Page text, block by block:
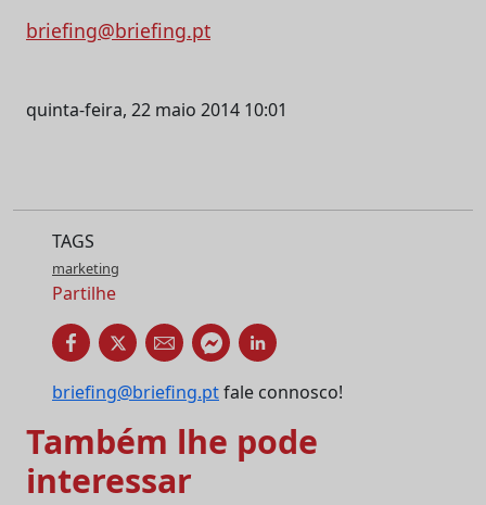
briefing@briefing.pt
quinta-feira, 22 maio 2014 10:01
TAGS
marketing
Partilhe
briefing@briefing.ptfale connosco!
Também lhe pode
interessar